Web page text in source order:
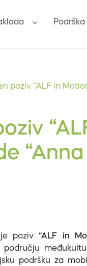
Podrška
poziv “ALF in
“Anna
poziv“ALF in
podršku za